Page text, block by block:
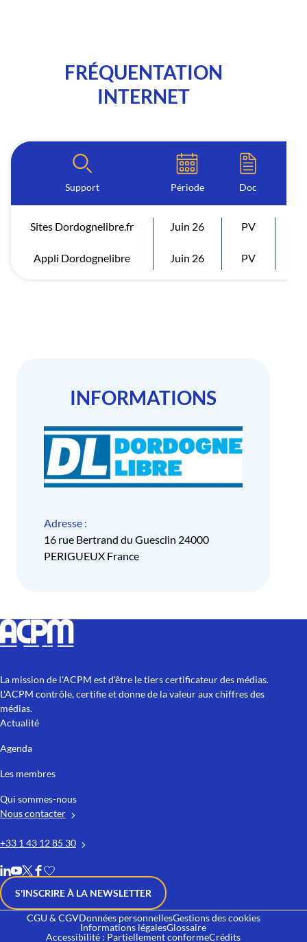
FRÉQUENTATION
INTERNET
Support Période Doc
Sites Dordognelibre.fr Juin 26 PV
Appli Dordognelibre Juin 26 PV
INFORMATIONS
Adresse :
16 rue Bertrand du Guesclin 24000
PERIGUEUX France
La mission de l'ACPM est d'être le tiers certificateur des médias.
L'ACPM contrôle, certifie et donne de la valeur aux chiffres des
médias.
Actualité
Agenda
Les membres
Qui sommes-nous
Nous contacter
+33 1 43 12 85 30
S'INSCRIRE À LA NEWSLETTER
CGU & CGVDonnées personnellesGestions des cookies
Informations légalesGlossaire
Accessibilité : Partiellement conformeCrédits